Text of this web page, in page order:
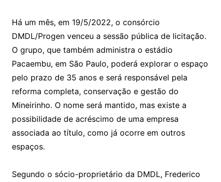
Há um mês, em 19/5/2022, o consórcio
DMDL/Progen venceu a sessão pública de licitação.
O grupo, que também administra o estádio
Pacaembu, em São Paulo, poderá explorar o espaço
pelo prazo de 35 anos e será responsável pela
reforma completa, conservação e gestão do
Mineirinho. O nome será mantido, mas existe a
possibilidade de acréscimo de uma empresa
associada ao título, como já ocorre em outros
espaços.
Segundo o sócio-proprietário da DMDL, Frederico